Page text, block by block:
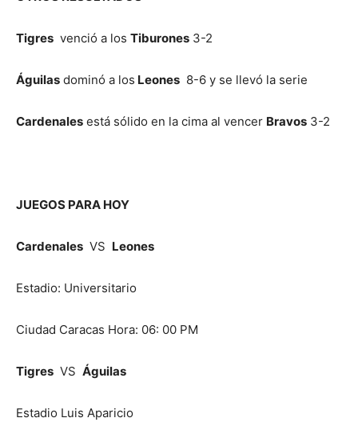
Tigres venció a los Tiburones 3-2
Águilas dominó a los Leones 8-6 y se llevó la serie
Cardenales está sólido en la cima al vencer Bravos 3-2
JUEGOS PARA HOY
Cardenales VS Leones
Estadio: Universitario
Ciudad Caracas Hora: 06: 00 PM
Tigres VS Águilas
Estadio Luis Aparicio